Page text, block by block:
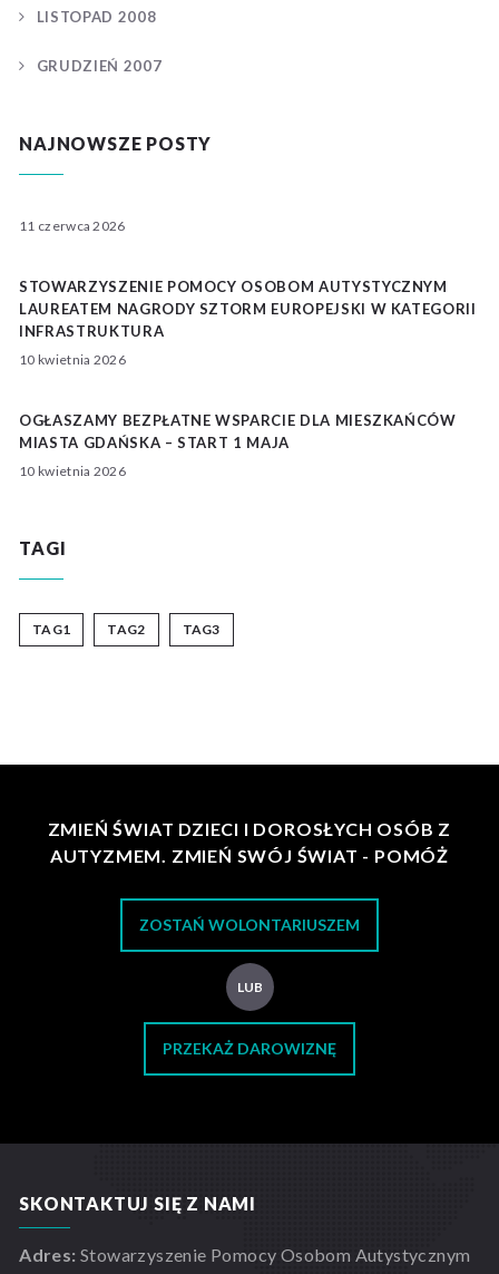
LISTOPAD 2008
GRUDZIEŃ 2007
NAJNOWSZE POSTY
11 czerwca 2026
STOWARZYSZENIE POMOCY OSOBOM AUTYSTYCZNYM
LAUREATEM NAGRODY SZTORM EUROPEJSKI W KATEGORII
INFRASTRUKTURA
10 kwietnia 2026
OGŁASZAMY BEZPŁATNE WSPARCIE DLA MIESZKAŃCÓW
MIASTA GDAŃSKA – START 1 MAJA
10 kwietnia 2026
TAGI
TAG1 TAG2 TAG3
ZMIEŃ ŚWIAT DZIECI I DOROSŁYCH OSÓB Z
AUTYZMEM. ZMIEŃ SWÓJ ŚWIAT - POMÓŻ
ZOSTAŃ WOLONTARIUSZEM
LUB
PRZEKAŻ DAROWIZNĘ
SKONTAKTUJ SIĘ Z NAMI
Adres: Stowarzyszenie Pomocy Osobom Autystycznym